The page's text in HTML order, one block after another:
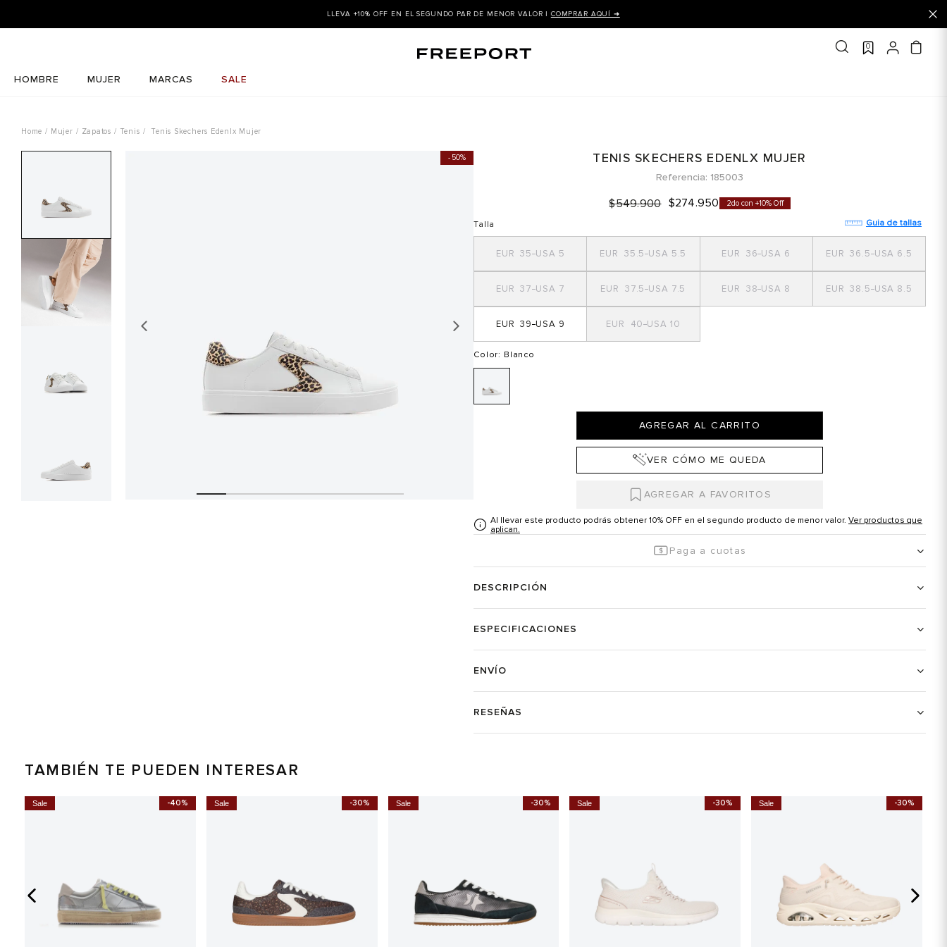
LLEVA +10% OFF EN EL SEGUNDO PAR DE MENOR VALOR |COMPRAR AQUÍ ➜
0
HOMBRE MUJER MARCAS SALE
Mujer Zapatos Tenis Tenis Skechers Edenlx Mujer
50% TENIS SKECHERS EDENLX MUJER
Referencia 185003
$549.900 $274.950 2do con +10% Off
Talla Guia de tallas
5
35 5.5
35.5 6
36 6.5
36.5
7
37 7.5
37.5 8
38 8.5
38.5
9
39 10
40
Color: Blanco
AGREGAR AL CARRITO
VER CÓMO ME QUEDA
Al llevar este producto podrás obtener 10% OFF en el segundo producto de menor valor. Ver productos que
aplican.
Paga a cuotas
DESCRIPCIÓN
ESPECIFICACIONES
ENVÍO
RESEÑAS
TAMBIÉN TE PUEDEN INTERESAR
-40%
Sale -30%
Sale -30%
Sale -30%
Sale -30%
Sale